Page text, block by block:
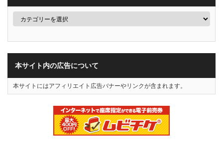
本サイト内の広告について
本サイトにはアフィリエイト広告バナーやリンクが含まれます。